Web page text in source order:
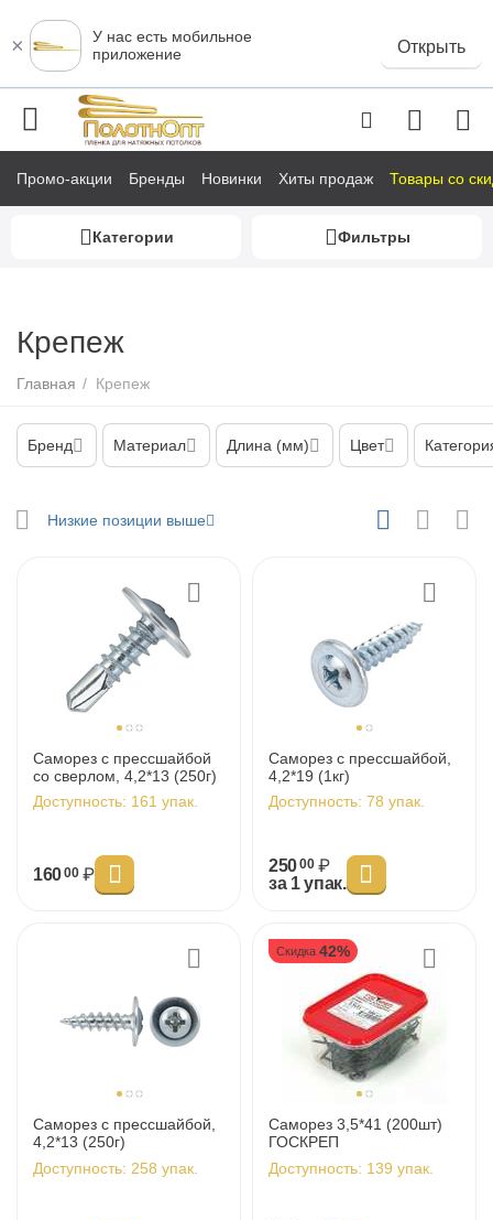
×
У нас есть мобильное
приложение
Открыть
Промо-акции Бренды Новинки Хиты продаж Товары со
Категории Фильтры
Крепеж
Главная / Крепеж
Бренд Материал Длина (мм) Цвет
Низкие позиции выше
Саморез с прессшайбой
со сверлом, 4,2*13 (250г)
Доступность: 161 упак.
16000 ₽
Саморез с прессшайбой,
4,2*19 (1кг)
Доступность: 78 упак.
25000 ₽
за 1 упак.
Саморез с прессшайбой,
4,2*13 (250г)
Доступность: 258 упак.
Скидка 42%
Саморез 3,5*41 (200шт)
ГОСКРЕП
Доступность: 139 упак.